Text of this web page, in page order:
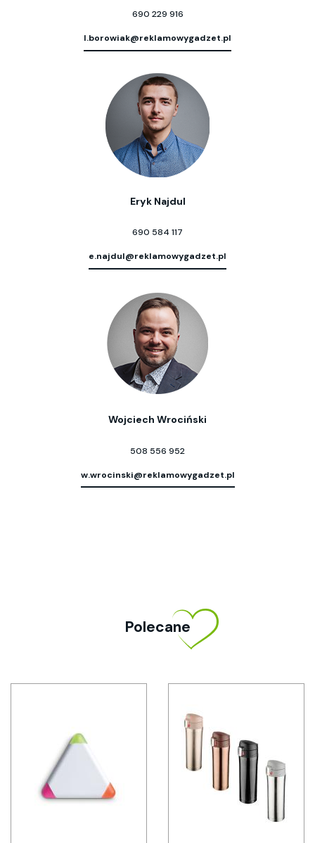
690 229 916
l.borowiak@reklamowygadzet.pl
Eryk Najdul
690 584 117
e.najdul@reklamowygadzet.pl
Wojciech Wrociński
508 556 952
w.wrocinski@reklamowygadzet.pl
Polecane